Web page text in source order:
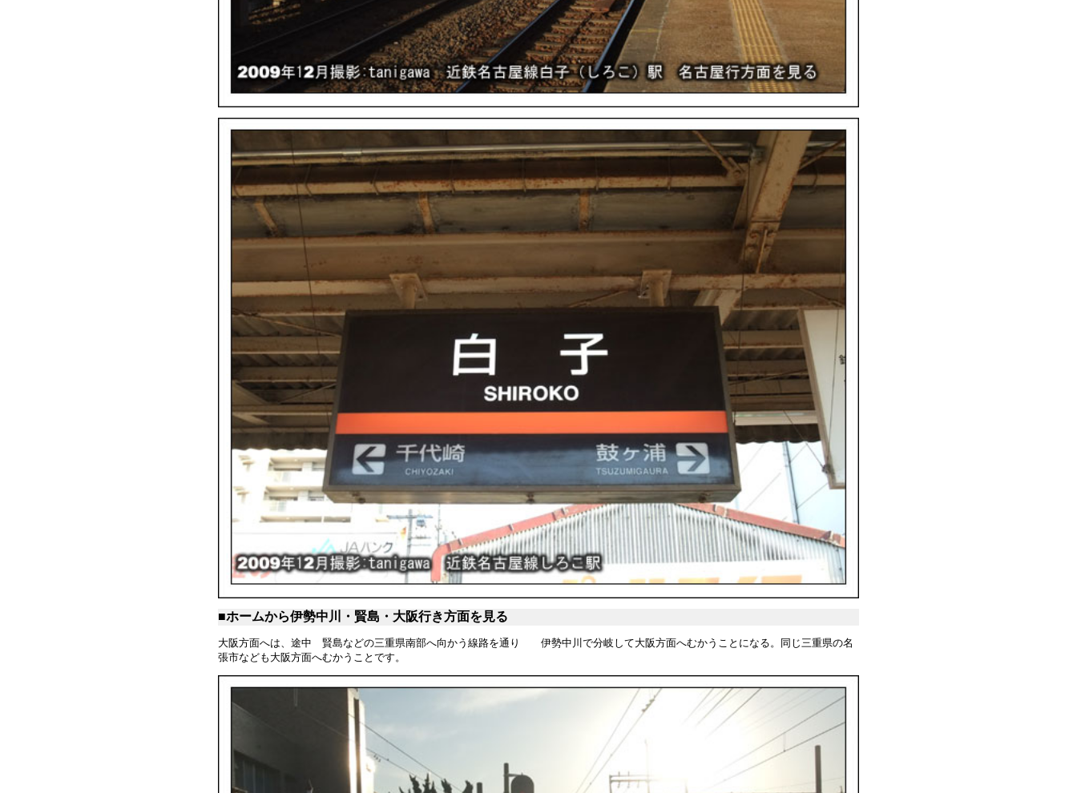
■ホームから伊勢中川・賢島・大阪行き方面を見る
大阪方面へは、途中 賢島などの三重県南部へ向かう線路を通り 伊勢中川で分岐して大阪方面へむかうことになる。同じ三重県の名
張市なども大阪方面へむかうことです。